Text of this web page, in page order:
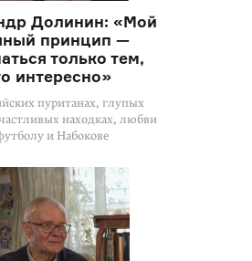
Долинин: «Мой
принцип —
только тем,
интересно»
пуританах, глупых
находках, любви
и Набокове